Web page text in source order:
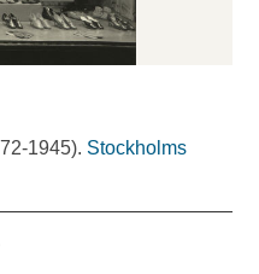
1945). Stockholms